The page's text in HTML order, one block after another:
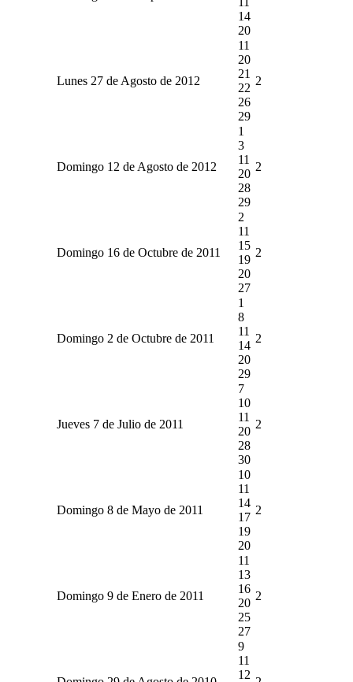
14
20
Lunes 27 de Agosto de 2012
11
20
21
22
26
29
2
Domingo 12 de Agosto de 2012
1
3
11
20
28
29
2
Domingo 16 de Octubre de 2011
2
11
15
19
20
27
2
Domingo 2 de Octubre de 2011
1
8
11
14
20
29
2
Jueves 7 de Julio de 2011
7
10
11
20
28
30
2
Domingo 8 de Mayo de 2011
10
11
14
17
19
20
2
Domingo 9 de Enero de 2011
11
13
16
20
25
27
2
9
11
12